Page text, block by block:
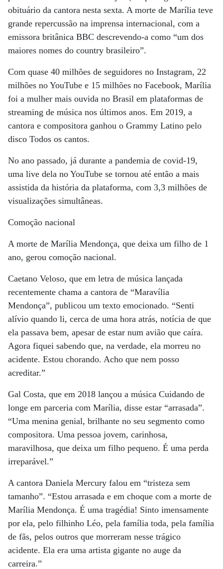
obituário da cantora nesta sexta. A morte de Marília teve
grande repercussão na imprensa internacional, com a
emissora britânica BBC descrevendo-a como “um dos
maiores nomes do country brasileiro”.
Com quase 40 milhões de seguidores no Instagram, 22
milhões no YouTube e 15 milhões no Facebook, Marília
foi a mulher mais ouvida no Brasil em plataformas de
streaming de música nos últimos anos. Em 2019, a
cantora e compositora ganhou o Grammy Latino pelo
disco Todos os cantos.
No ano passado, já durante a pandemia de covid-19,
uma live dela no YouTube se tornou até então a mais
assistida da história da plataforma, com 3,3 milhões de
visualizações simultâneas.
Comoção nacional
A morte de Marília Mendonça, que deixa um filho de 1
ano, gerou comoção nacional.
Caetano Veloso, que em letra de música lançada
recentemente chama a cantora de “Maravília
Mendonça”, publicou um texto emocionado. “Senti
alívio quando li, cerca de uma hora atrás, notícia de que
ela passava bem, apesar de estar num avião que caíra.
Agora fiquei sabendo que, na verdade, ela morreu no
acidente. Estou chorando. Acho que nem posso
acreditar.”
Gal Costa, que em 2018 lançou a música Cuidando de
longe em parceria com Marília, disse estar “arrasada”.
“Uma menina genial, brilhante no seu segmento como
compositora. Uma pessoa jovem, carinhosa,
maravilhosa, que deixa um filho pequeno. É uma perda
irreparável.”
A cantora Daniela Mercury falou em “tristeza sem
tamanho”. “Estou arrasada e em choque com a morte de
Marília Mendonça. É uma tragédia! Sinto imensamente
por ela, pelo filhinho Léo, pela família toda, pela família
de fãs, pelos outros que morreram nesse trágico
acidente. Ela era uma artista gigante no auge da
carreira.”